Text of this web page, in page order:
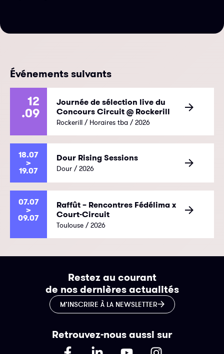
Événements suivants
12
.09
Journée de sélection live du
Concours Circuit @ Rockerill
Rockerill / Horaires tba / 2026
18.07
>
19.07
Dour Rising Sessions
Dour / 2026
07.07
>
09.07
Raffût – Rencontres Fédélima x
Court-Circuit
Toulouse / 2026
Restez au courant
de nos dernières actualités
M’INSCRIRE À LA NEWSLETTER
Retrouvez-nous aussi sur